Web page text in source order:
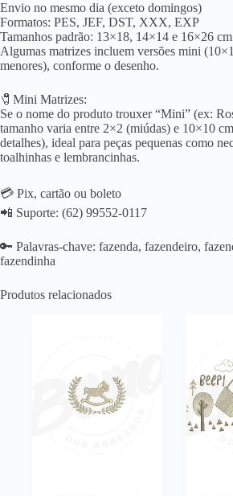
Envio no mesmo dia (exceto domingos)
Formatos: PES, JEF, DST, XXX, EXP
Tamanhos padrão: 13×18, 14×14 e 16×26 cm
Algumas matrizes incluem versões mini
menores), conforme o desenho.
🧷Mini Matrizes:
Se o nome do produto trouxer “Mini” (ex:
tamanho varia entre 2×2 (miúdas) e 10×10
detalhes), ideal para peças pequenas como
toalhinhas e lembrancinhas.
💳 Pix, cartão ou boleto
📲 Suporte: (62) 99552-0117
🔑 Palavras-chave: fazenda, fazendeiro,
fazendinha
Produtos relacionados